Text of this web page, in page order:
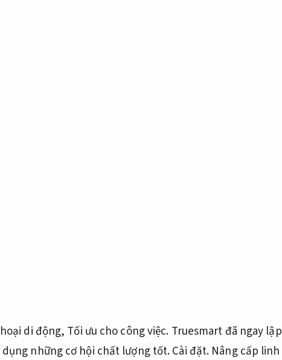
di động, Tối ưu cho công việc. Truesmart đã ngay lập
những cơ hội chất lượng tốt.Cài đặt. Nâng cấp linh